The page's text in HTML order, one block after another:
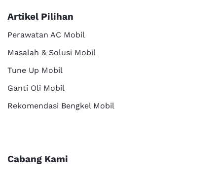
Artikel Pilihan
Perawatan AC Mobil
Masalah & Solusi Mobil
Tune Up Mobil
Ganti Oli Mobil
Rekomendasi Bengkel Mobil
Cabang Kami